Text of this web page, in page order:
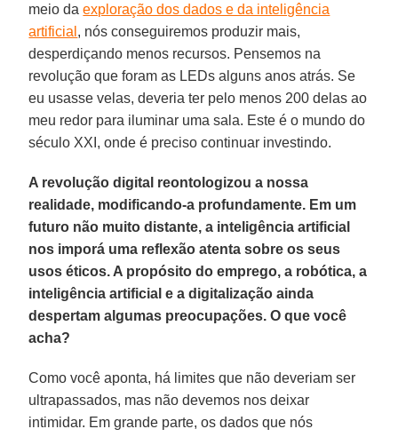
meio daexploração dos dados e da inteligência
artificial , nós conseguiremos produzir mais,
desperdiçando menos recursos. Pensemos na
revolução que foram as LEDs alguns anos atrás. Se
eu usasse velas, deveria ter pelo menos 200 delas ao
meu redor para iluminar uma sala. Este é o mundo do
século XXI, onde é preciso continuar investindo.
A revolução digital reontologizou a nossa
realidade, modificando-a profundamente. Em um
futuro não muito distante, a inteligência artificial
nos imporá uma reflexão atenta sobre os seus
usos éticos. A propósito do emprego, a robótica, a
inteligência artificial e a digitalização ainda
despertam algumas preocupações. O que você
acha?
Como você aponta, há limites que não deveriam ser
ultrapassados, mas não devemos nos deixar
intimidar. Em grande parte, os dados que nós